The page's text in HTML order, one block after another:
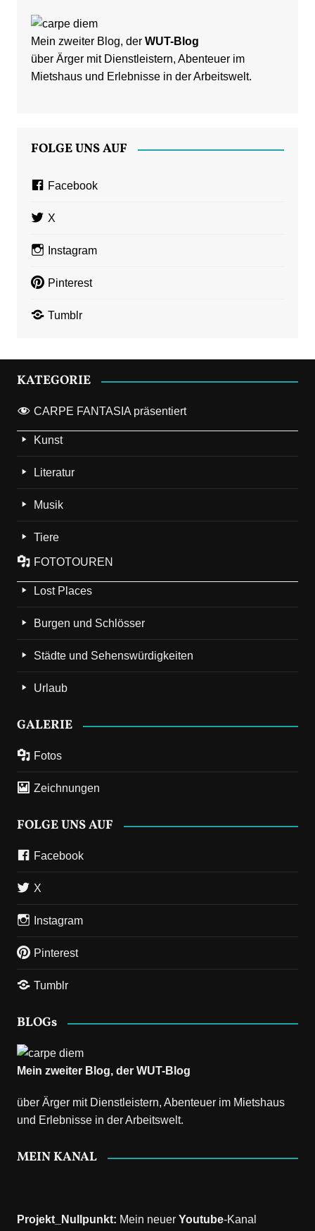
Mein zweiter Blog, der WUT-Blog
über Ärger mit Dienstleistern, Abenteuer im
Mietshaus und Erlebnisse in der Arbeitswelt.
FOLGE UNS AUF
Facebook
X
Instagram
Pinterest
Tumblr
KATEGORIE
CARPE FANTASIA präsentiert
Kunst
Literatur
Musik
Tiere
FOTOTOUREN
Lost Places
Burgen und Schlösser
Städte und Sehenswürdigkeiten
Urlaub
GALERIE
Fotos
Zeichnungen
FOLGE UNS AUF
Facebook
X
Instagram
Pinterest
Tumblr
BLOGs
Mein zweiter Blog, der WUT-Blog
über Ärger mit Dienstleistern, Abenteuer im Mietshaus
und Erlebnisse in der Arbeitswelt.
MEIN KANAL
Projekt_Nullpunkt: Mein neuer Youtube-Kanal